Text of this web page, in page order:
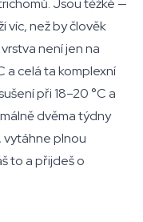
Jsou těžké —
víc, než by člověk
není jen na
a celá ta komplexní
při 18–20 °C a
dvěma týdny
vytáhne plnou
to a přijdeš o